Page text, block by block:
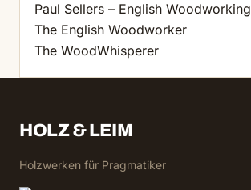
Paul Sellers – English Woodworking
The English Woodworker
The WoodWhisperer
HOLZ & LEIM
Holzwerken für Pragmatiker